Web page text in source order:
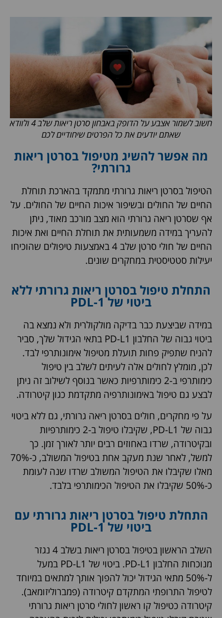
חשוב לשמור אצבע על הדופק באבחון סרטן ריאות שלב 4 ולוודא
שאתם יודעים את כל הפרטים שיחודיים לכם
מה אפשר להשיג מטיפול בסרטן ריאות
גרורתי?
הטיפול בסרטן ריאות גרורתי מתמקד בהארכת תוחלת
החיים של החולים ובשיפור איכות החיים של החולים. על
אף שסרטן ריאה גרורתי הוא מצב מורכב מאוד, ניתן
להעריך במידה משמעותית את תוחלת החיים ואת איכות
החיים של חולי סרטן שלב 4 באמצעות טיפולים שהוכיחו
יעילות סטטיסטית במחקרים שונים.
התחלת טיפול בסרטן ריאות גרורתי ללא
ביטוי של PDL-1
במידה שביצעת כבר בדיקה מולקולרית ולא נמצא בה
ביטוי גבוה של החלבון PD-L1 בתאי הגידול שלך, סביר
להניח שתפיק פחות תועלת מטיפול אימונותרפי לבד.
לכן, מומלץ לחולים אלה לעיתים לשלב בין טיפול
כימותרפי ב-2 כימותרפיות כאשר בנוסף לשילוב זה ניתן
לבצע גם טיפול באימונותרפיה מתקדמת כגון קיטרודה.
על פי מחקרים, חולים בסרטן ריאה גרורתי, גם ללא ביטוי
גבוה של PD-L1, שקיבלו טיפול ב-2 כימותרפיות
ובקיטרודה, שרדו באחוזים רבים יותר לאורך זמן. כך
למשל, לאחר שנת מעקב אחת בטיפול המשולב, כ-70%
מאלו שקיבלו את הטיפול המשולב שרדו שנה לעומת
כ-50% שקיבלו את הטיפול הכימותרפי בלבד.
התחלת טיפול בסרטן ריאות גרורתי עם
ביטוי של PDL-1
השלב הראשון בטיפול בסרטן ריאות בשלב 4 נגזר
מנוכחות החלבון PD-L1. ביטוי של PD-L1 במעל
ל-50% מתאי הגידול יכול להפוך אותך למתאים במיוחד
לטיפול התרופתי המתקדם קיטרודה (פמברוליזומאב).
קיטרודה כטיפול קו ראשון לחולי סרטן ריאות גרורתי